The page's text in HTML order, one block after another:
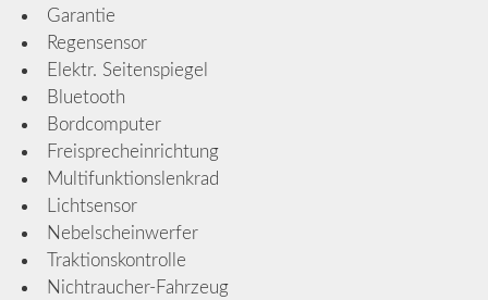
Garantie
Regensensor
Elektr. Seitenspiegel
Bluetooth
Bordcomputer
Freisprecheinrichtung
Multifunktionslenkrad
Lichtsensor
Nebelscheinwerfer
Traktionskontrolle
Nichtraucher-Fahrzeug